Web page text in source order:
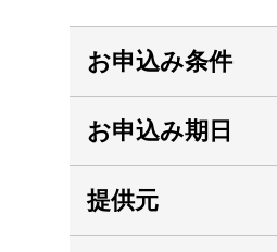
お申込み条件
お申込み期日
提供元